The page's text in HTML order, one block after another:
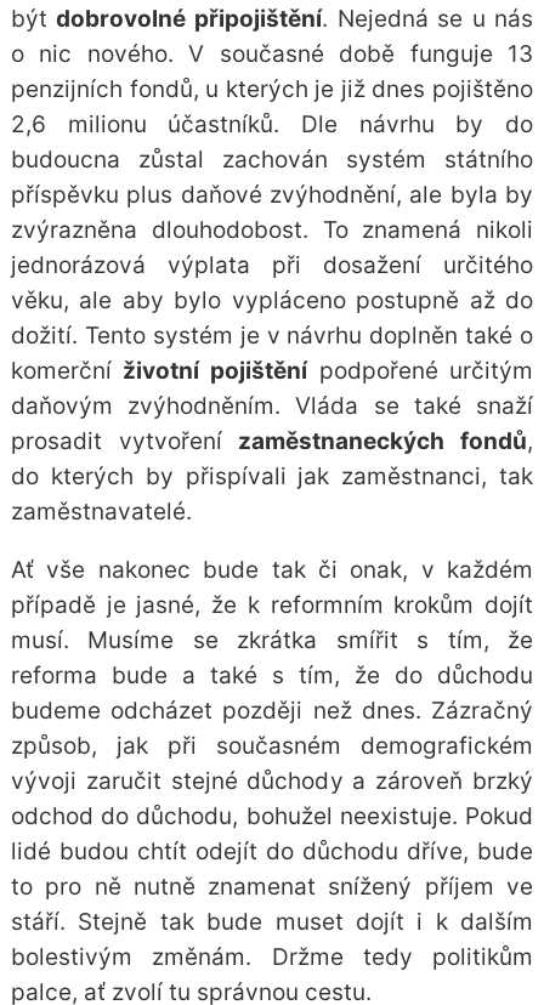
býtdobrovolné připojištění. Nejedná se u nás
o nic nového. V současné době funguje 13
penzijních fondů, u kterých je již dnes pojištěno
2,6 milionu účastníků. Dle návrhu by do
budoucna zůstal zachován systém státního
příspěvku plus daňové zvýhodnění, ale byla by
zvýrazněna dlouhodobost. To znamená nikoli
jednorázová výplata při dosažení určitého
věku, ale aby bylo vypláceno postupně až do
dožití. Tento systém je v návrhu doplněn také o
komerční životní pojištěnípodpořené určitým
daňovým zvýhodněním. Vláda se také snaží
prosadit vytvořenízaměstnaneckých fondů,
do kterých by přispívali jak zaměstnanci, tak
zaměstnavatelé.
Ať vše nakonec bude tak či onak, v každém
případě je jasné, že k reformním krokům dojít
musí. Musíme se zkrátka smířit s tím, že
reforma bude a také s tím, že do důchodu
budeme odcházet později než dnes. Zázračný
způsob, jak při současném demografickém
vývoji zaručit stejné důchody a zároveň brzký
odchod do důchodu, bohužel neexistuje. Pokud
lidé budou chtít odejít do důchodu dříve, bude
to pro ně nutně znamenat snížený příjem ve
stáří. Stejně tak bude muset dojít i k dalším
bolestivým změnám. Držme tedy politikům
palce, ať zvolí tu správnou cestu.